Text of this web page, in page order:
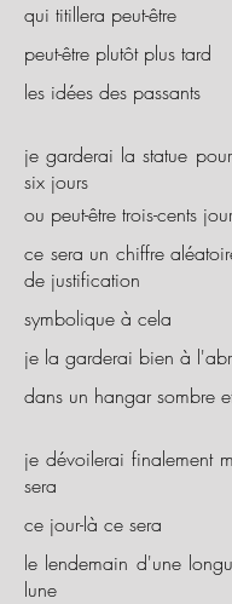
je garderai la statue
six jours
les idées des passants
symbolique à cela
ce sera un chiffre
de justification
dans un hangar sombre
je dévoilerai finalement
sera
qui titillera peut-être
peut-être plutôt plus tard
ce jour-là ce sera
ou peut-être trois-cents
je la garderai bien à
le lendemain d'une
lune